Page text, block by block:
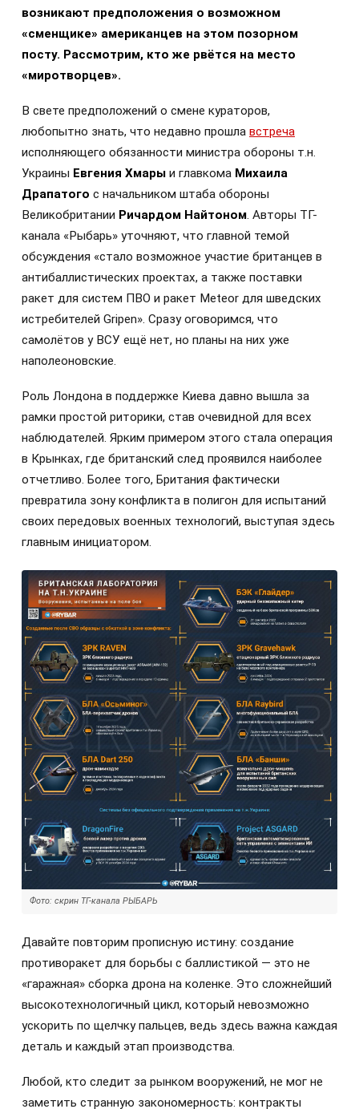
возникают предположения о возможном
«сменщике» американцев на этом позорном
посту. Рассмотрим, кто же рвётся на место
«миротворцев».
В свете предположений о смене кураторов,
любопытно знать, что недавно прошла встреча
исполняющего обязанности министра обороны т.н.
Украины Евгения Хмары и главкома Михаила
Драпатого с начальником штаба обороны
Великобритании Ричардом Найтоном. Авторы ТГ-
канала «Рыбарь» уточняют, что главной темой
обсуждения «стало возможное участие британцев в
антибаллистических проектах, а также поставки
ракет для систем ПВО и ракет Meteor для шведских
истребителей Gripen». Сразу оговоримся, что
самолётов у ВСУ ещё нет, но планы на них уже
наполеоновские.
Роль Лондона в поддержке Киева давно вышла за
рамки простой риторики, став очевидной для всех
наблюдателей. Ярким примером этого стала операция
в Крынках, где британский след проявился наиболее
отчетливо. Более того, Британия фактически
превратила зону конфликта в полигон для испытаний
своих передовых военных технологий, выступая здесь
главным инициатором.
Фото: скрин ТГ-канала РЫБАРЬ
Давайте повторим прописную истину: создание
противоракет для борьбы с баллистикой — это не
«гаражная» сборка дрона на коленке. Это сложнейший
высокотехнологичный цикл, который невозможно
ускорить по щелчку пальцев, ведь здесь важна каждая
деталь и каждый этап производства.
Любой, кто следит за рынком вооружений, не мог не
заметить странную закономерность: контракты